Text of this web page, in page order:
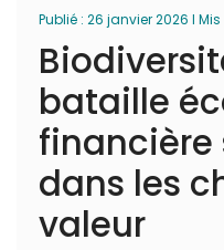
Publié : 26 janvier 2026 I
bataille
financière
dans les
valeur